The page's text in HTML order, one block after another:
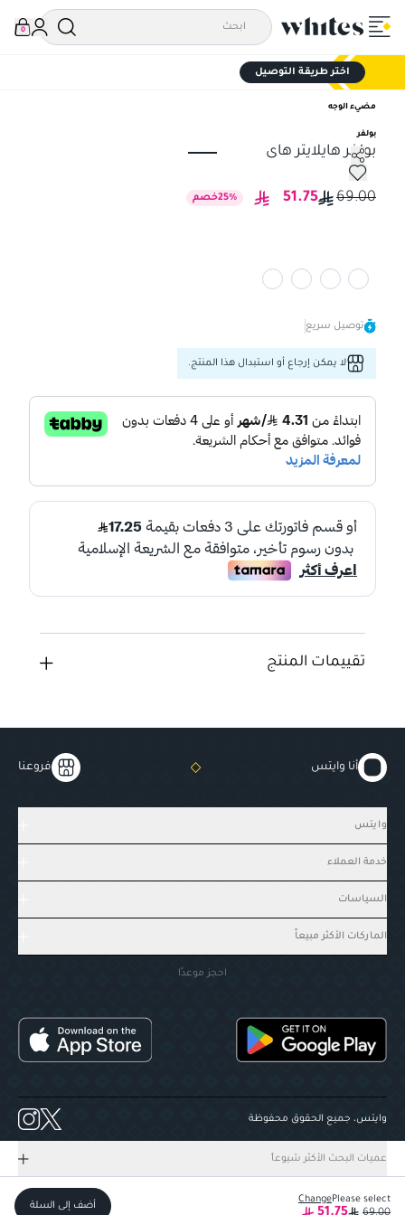
0
اختر طريقة التوصيل
مضيء الوجه
بولفر
بولفر هايلايتر هاى
بولفر هايلايتر هاى
69.00
51.75
25% خصم
Please select
Change
أضف إلى السلة
توصيل سريع
لا يمكن إرجاع أو استبدال هذا المنتج.
تقييمات المنتج
أنا وايتس فروعنا
وايتس
خدمة العملاء
السياسات
الماركات الأكثر مبيعاً
احجز موعدًا
وايتس، جميع الحقوق محفوظة
عميات البحث الأكثر شيوعاً